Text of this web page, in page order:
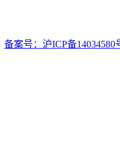
备案号：沪ICP备14034580